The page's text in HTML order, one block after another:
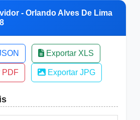
- Orlando Alves De Lima
Exportar XLS
PDF Exportar JPG